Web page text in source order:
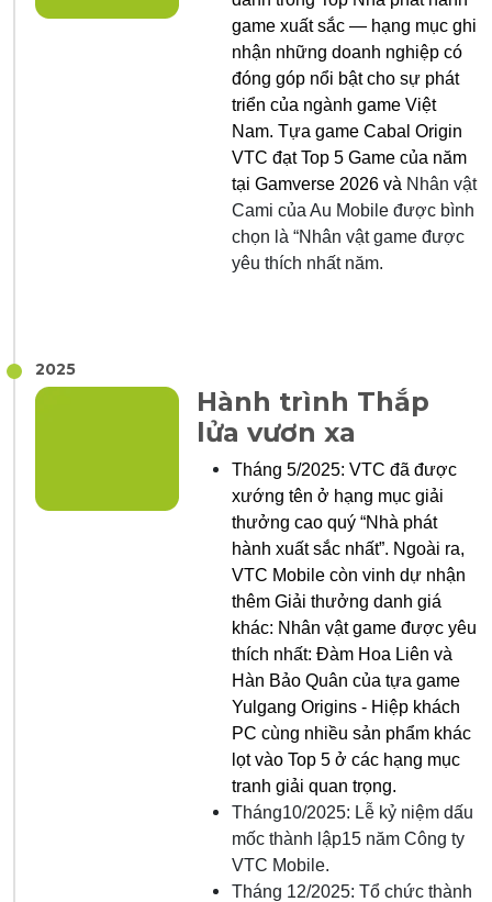
game xuất sắc — hạng mục ghi
nhận những doanh nghiệp có
đóng góp nổi bật cho sự phát
triển của ngành game Việt
Nam. Tựa game Cabal Origin
VTC đạt Top 5 Game của năm
tại Gamverse 2026 và N hân vật
Cami của Au Mobile được bình
chọn là “Nhân vật game được
yêu thích nhất năm.
2025
Hành trình Thắp
lửa vươn xa
Tháng 5/2025: VTC đã được
xướng tên ở hạng mục giải
thưởng cao quý “Nhà phát
hành xuất sắc nhất”. Ngoài ra,
VTC Mobile còn vinh dự nhận
thêm Giải thưởng danh giá
khác: Nhân vật game được yêu
thích nhất: Đàm Hoa Liên và
Hàn Bảo Quân của tựa game
Yulgang Origins - Hiệp khách
PC cùng nhiều sản phẩm khác
lọt vào Top 5 ở các hạng mục
tranh giải quan trọng.
Tháng10/2025: Lễ kỷ niệm dấu
mốc thành lập15 năm Công ty
VTC Mobile.
Tháng 12/2025: Tổ chức thành